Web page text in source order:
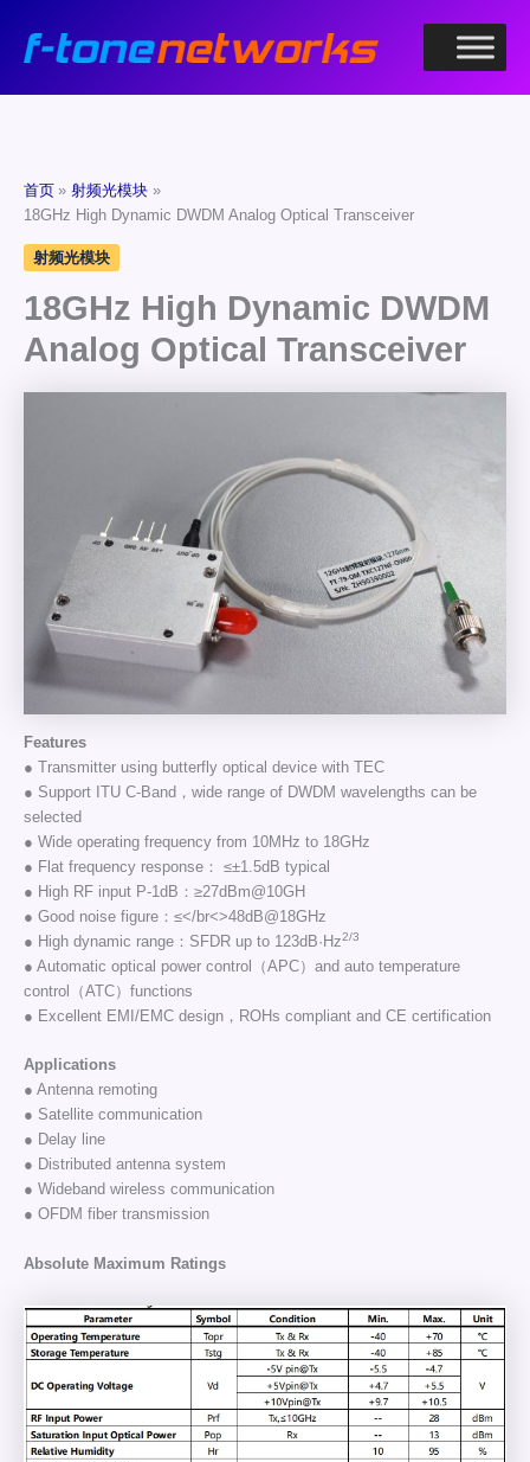
首页
射频光模块
18GHz High Dynamic DWDM Analog Optical Transceiver
射频光模块
18GHz High Dynamic DWDM
Analog Optical Transceiver
Features
● Transmitter using butterfly optical device with TEC
● Support ITU C-Band，wide range of DWDM wavelengths can be
selected
● Wide operating frequency from 10MHz to 18GHz
● Flat frequency response： ≤±1.5dB typical
● High RF input P-1dB：≥27dBm@10GH
● Good noise figure：≤</br<>48dB@18GHz
● High dynamic range：SFDR up to 123dB·Hz2/3
● Automatic optical power control（APC）and auto temperature
control（ATC）functions
● Excellent EMI/EMC design，ROHs compliant and CE certification
Applications
● Antenna remoting
● Satellite communication
● Delay line
● Distributed antenna system
● Wideband wireless communication
● OFDM fiber transmission
Absolute Maximum Ratings